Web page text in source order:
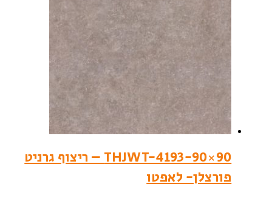
THJWT-4193-90×90 – ריצוף גרניט
פורצלן- לאפטו